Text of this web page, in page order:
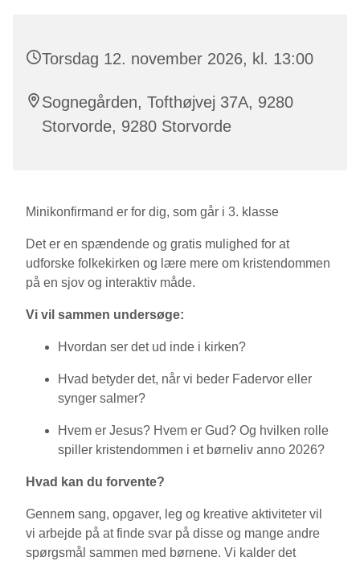
Torsdag 12. november 2026, kl. 13:00
Sognegården, Tofthøjvej 37A, 9280
Storvorde, 9280 Storvorde
Minikonfirmand er for dig, som går i 3. klasse
Det er en spændende og gratis mulighed for at
udforske folkekirken og lære mere om kristendommen
på en sjov og interaktiv måde.
Vi vil sammen undersøge:
Hvordan ser det ud inde i kirken?
Hvad betyder det, når vi beder Fadervor eller
synger salmer?
Hvem er Jesus? Hvem er Gud? Og hvilken rolle
spiller kristendommen i et børneliv anno 2026?
Hvad kan du forvente?
Gennem sang, opgaver, leg og kreative aktiviteter vil
vi arbejde på at finde svar på disse og mange andre
spørgsmål sammen med børnene. Vi kalder det